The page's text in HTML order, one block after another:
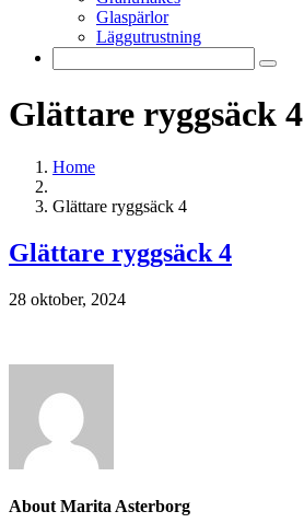
Glaspärlor
Läggutrustning
Glättare ryggsäck 4
Home
Glättare ryggsäck 4
Glättare ryggsäck 4
28 oktober, 2024
About Marita Asterborg